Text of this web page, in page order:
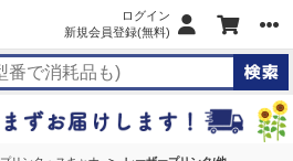
ログイン
新規会員登録(無料)